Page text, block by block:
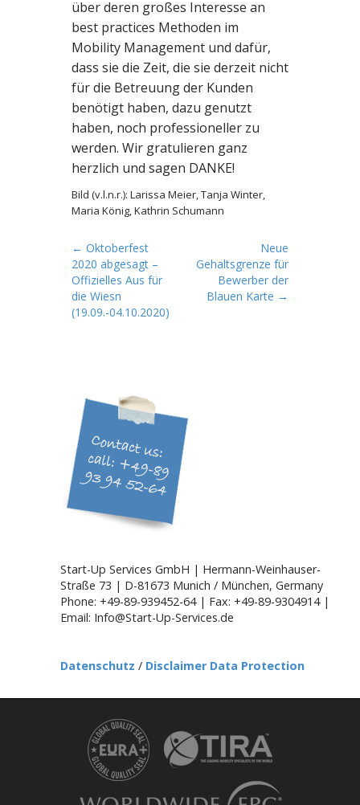
über deren großes Interesse an
best practices Methoden im
Mobility Management und dafür,
dass sie die Zeit, die sie derzeit nicht
für die Betreuung der Kunden
benötigt haben, dazu genutzt
haben, noch professioneller zu
werden. Wir gratulieren ganz
herzlich und sagen DANKE!
Bild (v.l.n.r.): Larissa Meier, Tanja Winter,
Maria König, Kathrin Schumann
P
o
s
t
g
a
t
i
← Oktoberfest
2020 abgesagt –
Offizielles Aus für
die Wiesn
(19.09.-04.10.2020)
Neue
Gehaltsgrenze für
Bewerber der
Blauen Karte →
Start-Up Services GmbH | Hermann-Weinhauser-
Straße 73 | D-81673 Munich / München, Germany
Phone: +49-89-939452-64 | Fax: +49-89-9304914 |
Email: Info@Start-Up-Services.de
Datenschutz / Disclaimer Data Protection